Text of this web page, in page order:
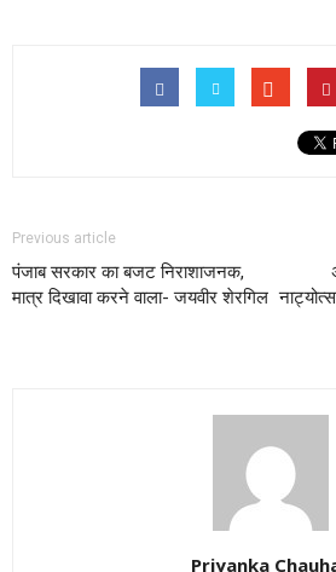
Previous article
पंजाब सरकार का बजट निराशाजनक,
मात्र दिखावा करने वाला- जयवीर शेरगिल
Priyanka